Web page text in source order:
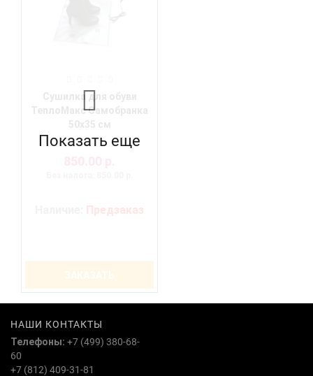
ТеплоМакс Самобранка
Предзаказ
Показать еще
НАШИ КОНТАКТЫ
Телефоны: +7 (499) 380-68-
60
+7 (812) 409-31-81